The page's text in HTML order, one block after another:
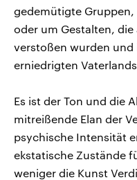
gedemütigte
oder um Gestalten, die
verstoßen wurden und
erniedrigten
Es ist der Ton und die
mitreißende Elan der
psychische Intensität
ekstatische Zustände
weniger die Kunst